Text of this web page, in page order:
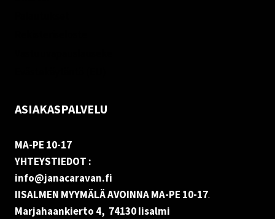
ASIAKASPALVELU
MA-PE 10-17
YHTEYSTIEDOT :
info@janacaravan.fi
IISALMEN MYYMÄLÄ AVOINNA MA-PE 10-17.
Marjahaankierto 4, 74130 Iisalmi